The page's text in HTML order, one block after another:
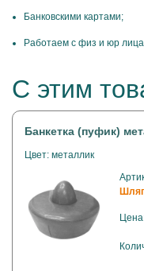
Банковскими картами;
Работаем с физ и юр
С этим
Банкетка (пуфик)
Цвет: металлик